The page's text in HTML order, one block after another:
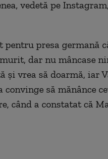
vedetă pe
pentru presa germană
dar nu mâncase
și vrea să doarmă, iar
să mănânce
când a constatat că